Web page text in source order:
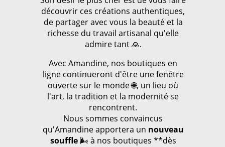
découvrir ces créations authentiques,
de partager avec vous la beauté et la
richesse du travail artisanal qu'elle
admire tant 🙏.
Avec Amandine, nos boutiques en
ligne continueront d'être une fenêtre
ouverte sur le monde 🌐, un lieu où
l'art, la tradition et la modernité se
rencontrent.
Nous sommes convaincus
qu'Amandine apportera un nouveau
souffle🌬️ à nos boutiques **dès